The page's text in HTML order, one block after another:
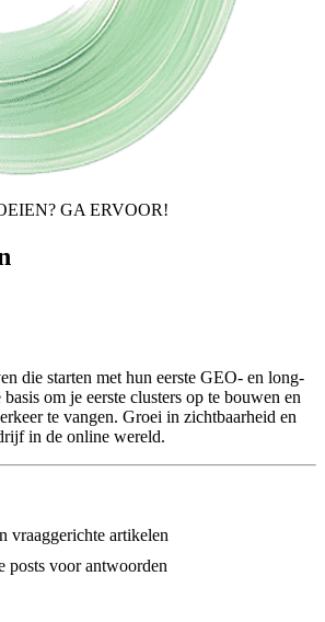
GA ERVOOR!
die starten met hun eerste GEO- en long-
om je eerste clusters op te bouwen en
te vangen. Groei in zichtbaarheid en
in de online wereld.
vraaggerichte artikelen
posts voor antwoorden